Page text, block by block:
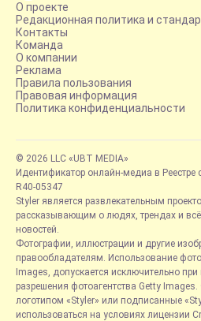
О проекте
Редакционная политика и
Контакты
Команда
О компании
Реклама
Правила пользования
Правовая информация
Политика конфиденциальности
© 2026 LLC «UBT MEDIA»
Идентификатор онлайн-медиа в
R40-05347
Styler является развлекательным
рассказывающим о людях, трендах и
новостей.
Фотографии, иллюстрации и другие
правообладателям. Использование
Images, допускается исключительно
разрешения фотоагентства Getty
логотипом «Styler» или подписанные
использоваться на условиях лицензии